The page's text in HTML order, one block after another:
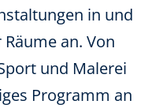
in und
an. Von
und Malerei
Programm an